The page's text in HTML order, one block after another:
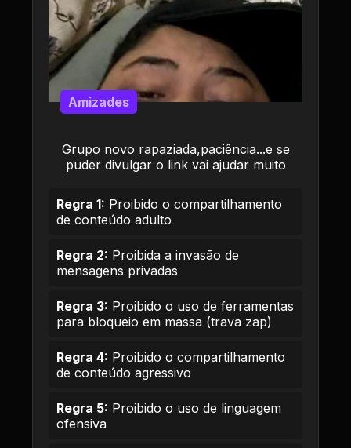
Grupo novo rapaziada,paciência...e se
puder divulgar o link vai ajudar muito
Amizades
Regra 1: Proibido o compartilhamento
de conteúdo adulto
Regra 2: Proibida a invasão de
mensagens privadas
Regra 3: Proibido o uso de ferramentas
para bloqueio em massa (trava zap)
Regra 4: Proibido o compartilhamento
de conteúdo agressivo
Regra 5: Proibido o uso de linguagem
ofensiva